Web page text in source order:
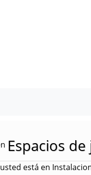
Espacios
usted está en